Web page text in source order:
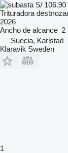
S/ 106.90
Trituradora
2026
Ancho de alcance 2
Suecia, Karlstad
Klaravik Sweden
1